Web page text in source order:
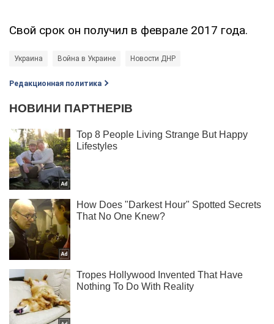
Свой срок он получил в феврале 2017 года.
Украина Война в Украине Новости ДНР
Редакционная политика